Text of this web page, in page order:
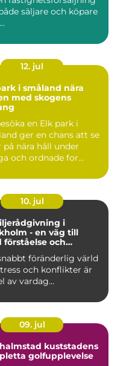
säljare och köpare
12. jul
i småland nära
med skogens
en Elk park i
ger en chans att se
på nära håll under
och ordnade for...
10. jul
i
- en väg till
förståelse och
föränderlig värld
och konflikter är
av vardag...
09. jul
kuststadens
golfupplevelse